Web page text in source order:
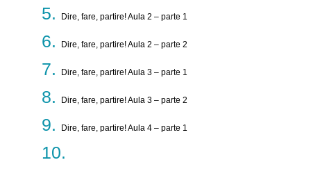
Dire, fare, partire! Aula 2 – parte 1
Dire, fare, partire! Aula 2 – parte 2
Dire, fare, partire! Aula 3 – parte 1
Dire, fare, partire! Aula 3 – parte 2
Dire, fare, partire! Aula 4 – parte 1